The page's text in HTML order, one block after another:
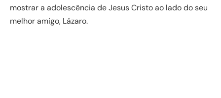
mostrar a adolescência de Jesus Cristo ao lado do seu
melhor amigo, Lázaro.